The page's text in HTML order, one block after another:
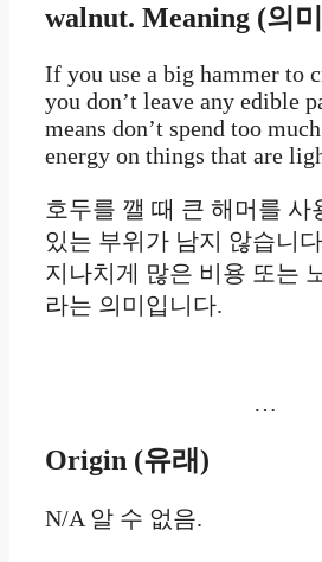
walnut. Meaning (의
If you use a big hammer to
you don’t leave any edible
means don’t spend too
energy on things that are
호두를 깰 때 큰 해머를 사
있는 부위가 남지 않습니
지나치게 많은 비용 또는
라는 의미입니다.
…
Origin (유래)
N/A 알 수 없음.